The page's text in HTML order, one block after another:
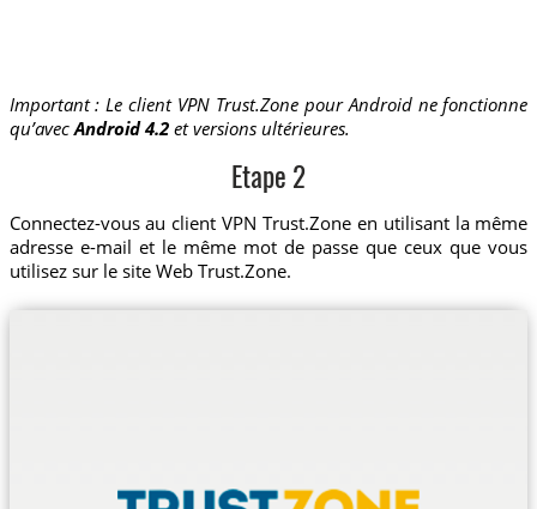
Important : Le client VPN Trust.Zone pour Android ne fonctionne
qu’avecAndroid 4.2et versions ultérieures.
Etape 2
Connectez-vous au client VPN Trust.Zone en utilisant la même
adresse e-mail et le même mot de passe que ceux que vous
utilisez sur le site Web Trust.Zone.